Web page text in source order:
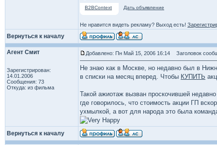
B2BContext Дать объявление
Не нравится видеть рекламу? Выход есть!
Вернуться к началу
Агент Смит
Зарегистрирован:
14.01.2006
Сообщения: 73
Откуда: из фильма
Добавлено: Пн Май 15, 2006 16:14 Заголовок
Не знаю как в Москве, но недавно был в
в списки на месяц вперед. Чтобы КУПИТЬ
Такой ажиотаж вызван проскочившей
где говорилось, что стоимость акции ГП
ухмылкой, а вот для народа это была
Вернуться к началу